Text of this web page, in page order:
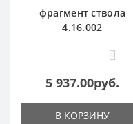
фрагмент ствола
4.16.002
0
5 937.00руб.
В КОРЗИНУ